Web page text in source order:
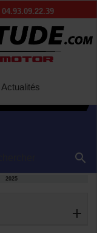
04.93.09.22.39
Actualités

2025